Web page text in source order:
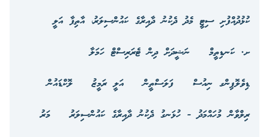
ކުޅުދުއްފުށި ސިޓީ މެދު ދެކުނު ދާއިރާގެ ކައުންސިލަރު، އާތިފާ އަލީ
ށ. ކަނޑިތީމް
ނަޝީދަށް ދިން ޓެރަރިސްޓް ހަމަލާ
ޑިވެލޮޕިންގ ނިއުސް
ފަލަސްތީން އަލީ ރަމީޒު
ލޮކްޑައުން
ރިލްވާން މުހައްމަދު - ހުޅަނގު ދެކުނު ދާއިރާގެ ކައުންސިލަރު
މަރު